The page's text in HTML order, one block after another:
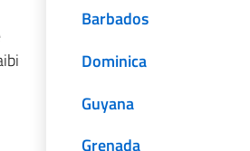
Barbados
Dominica
Guyana
Grenada